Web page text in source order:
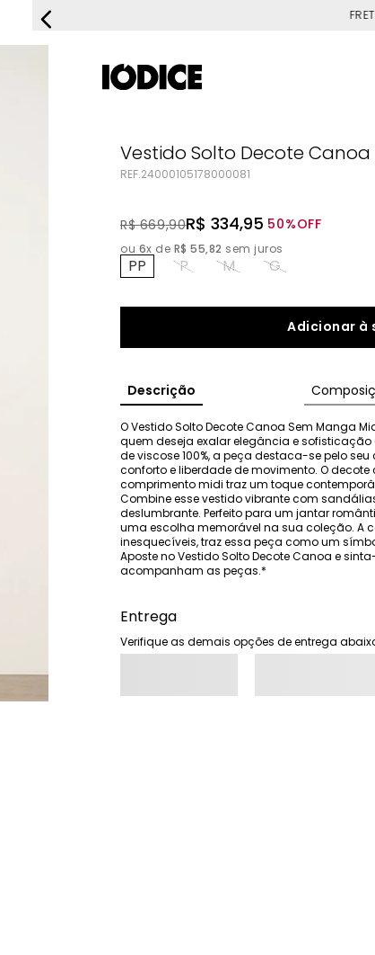
FRETE
Vestido Solto Decote
REF.24000105178000081
R$ 669,90R$ 334,95 50%OFF
ou 6x de R$ 55,82 sem juros
PP P M G
Adicionar à
Descrição
O Vestido Solto Decote Canoa Sem Manga
quem deseja exalar elegância e
de viscose 100%, a peça destaca-se pelo
conforto e liberdade de movimento. O
comprimento midi traz um toque
Combine esse vestido vibrante com
deslumbrante. Perfeito para um jantar
uma escolha memorável na sua coleção. A
inesquecíveis, traz essa peça como um
Aposte no Vestido Solto Decote Canoa e
acompanham as peças.*
Entrega
Verifique as demais opções de entrega